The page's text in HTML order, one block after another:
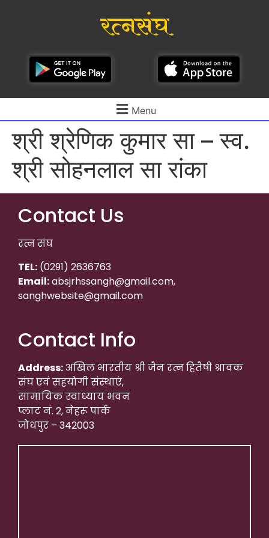
रत्नसंघ
Menu
श्री श्रेणिक कुमार सा – स्व.
श्री सोहनलाल सा रांका
Contact Us
रत्न संघ
TEL: (0291) 2636763
Email:absjrhssangh@gmail.com,
sanghwebsite@gmail.com
Contact Info
Address:अखिल भारतीय श्री जैन रत्न हितैषी श्रावक
संघ एवं सहयोगी संस्थाएं,
सामायिक स्वाध्याय भवन
प्लाट नं. 2, नेहरू पार्क
जोधपुर – 342003